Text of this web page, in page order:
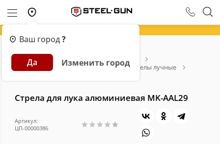
Ваш город?
Да Изменить город
Главная Каталог
Расходники для арбалетов и луков
Стрелы лучные
Стрела для лука алюминиевая MK-AAL29
Артикул:
ЦП-00000386